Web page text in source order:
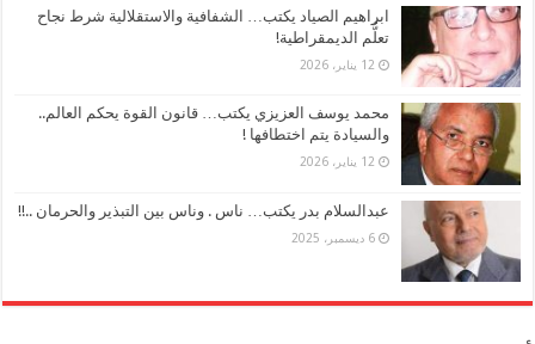
ابراهيم الصياد يكتب… الشفافية والاستقلالية شرط نجاح
تعلُّم الديمقراطية!
12 يناير، 2026
محمد يوسف العزيزي يكتب… قانون القوة يحكم العالم..
والسيادة يتم اختطافها !
12 يناير، 2026
عبدالسلام بدر يكتب… ناس . وناس بين التبذير والحرمان ..!!
6 ديسمبر، 2025